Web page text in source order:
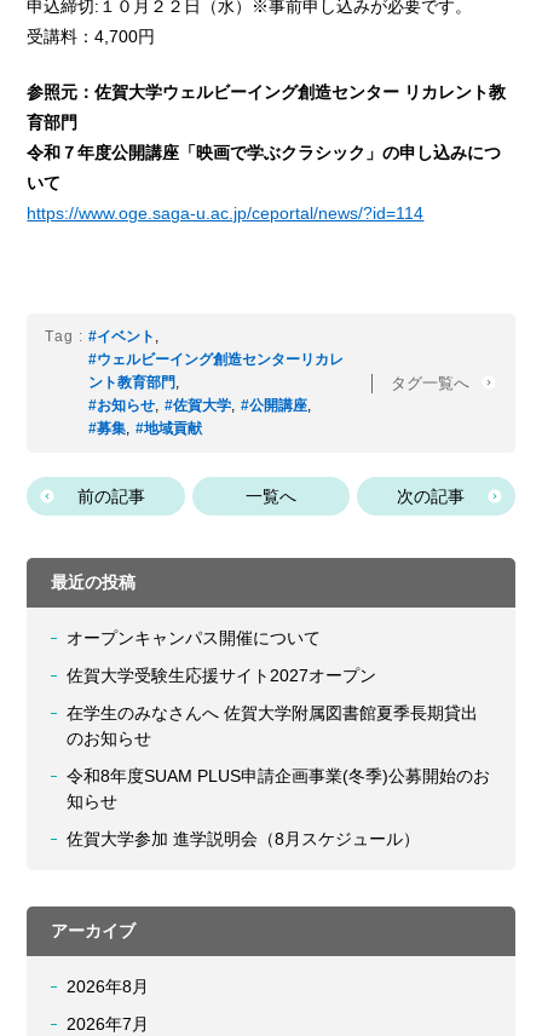
申込締切:１０月２２日（水）※事前申し込みが必要です。
受講料：4,700円
参照元：佐賀大学ウェルビーイング創造センター リカレント教
育部門
令和７年度公開講座「映画で学ぶクラシック」の申し込みにつ
いて
https://www.oge.saga-u.ac.jp/ceportal/news/?id=114
Tag : #イベント ,
#ウェルビーイング創造センターリカレ
ント教育部門 ,
#お知らせ, #佐賀大学, #公開講座,
#募集, #地域貢献
タグ一覧へ
前の記事 一覧へ 次の記事
最近の投稿
オープンキャンパス開催について
佐賀大学受験生応援サイト2027オープン
在学生のみなさんへ 佐賀大学附属図書館夏季長期貸出
のお知らせ
令和8年度SUAM PLUS申請企画事業(冬季)公募開始のお
知らせ
佐賀大学参加 進学説明会（8月スケジュール）
アーカイブ
2026年8月
2026年7月